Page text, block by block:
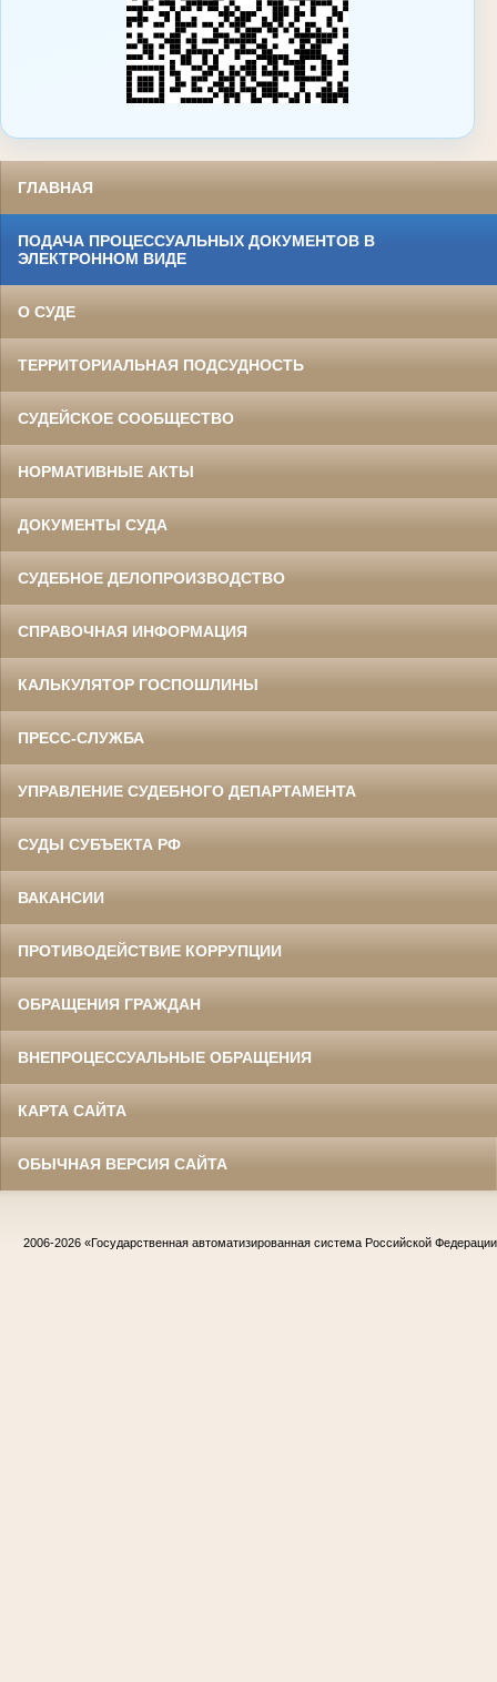
ГЛАВНАЯ
ПОДАЧА ПРОЦЕССУАЛЬНЫХ ДОКУМЕНТОВ В
ЭЛЕКТРОННОМ ВИДЕ
О СУДЕ
ТЕРРИТОРИАЛЬНАЯ ПОДСУДНОСТЬ
СУДЕЙСКОЕ СООБЩЕСТВО
НОРМАТИВНЫЕ АКТЫ
ДОКУМЕНТЫ СУДА
СУДЕБНОЕ ДЕЛОПРОИЗВОДСТВО
СПРАВОЧНАЯ ИНФОРМАЦИЯ
КАЛЬКУЛЯТОР ГОСПОШЛИНЫ
ПРЕСС-СЛУЖБА
УПРАВЛЕНИЕ СУДЕБНОГО ДЕПАРТАМЕНТА
СУДЫ СУБЪЕКТА РФ
ВАКАНСИИ
ПРОТИВОДЕЙСТВИЕ КОРРУПЦИИ
ОБРАЩЕНИЯ ГРАЖДАН
ВНЕПРОЦЕССУАЛЬНЫЕ ОБРАЩЕНИЯ
КАРТА САЙТА
ОБЫЧНАЯ ВЕРСИЯ САЙТА
2006-2026 «Государственная автоматизированная система Российской